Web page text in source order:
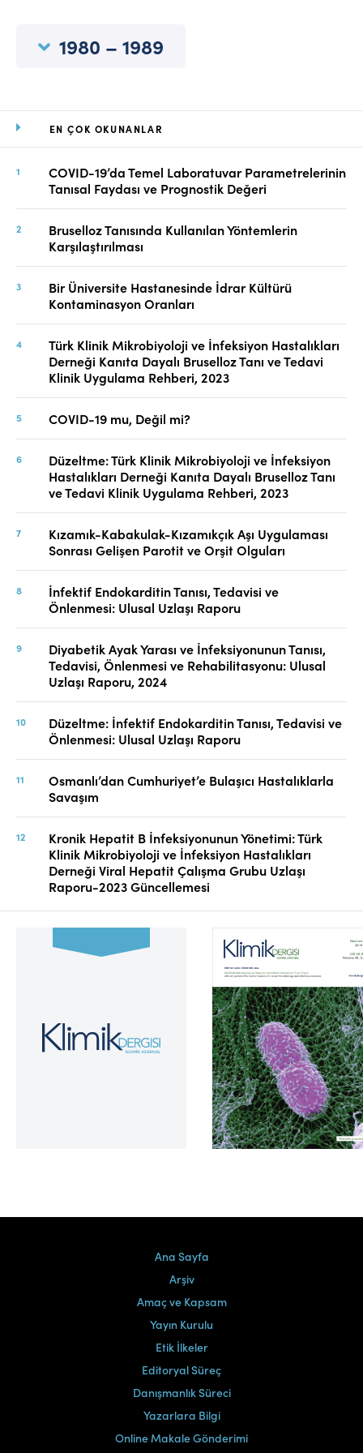
EN ÇOK OKUNANLAR
COVID-19’da Temel Laboratuvar Parametrelerinin
Tanısal Faydası ve Prognostik Değeri
Bruselloz Tanısında Kullanılan Yöntemlerin
Karşılaştırılması
Bir Üniversite Hastanesinde İdrar Kültürü
Kontaminasyon Oranları
Türk Klinik Mikrobiyoloji ve İnfeksiyon Hastalıkları
Derneği Kanıta Dayalı Bruselloz Tanı ve Tedavi
Klinik Uygulama Rehberi, 2023
COVID-19 mu, Değil mi?
Düzeltme: Türk Klinik Mikrobiyoloji ve İnfeksiyon
Hastalıkları Derneği Kanıta Dayalı Bruselloz Tanı
ve Tedavi Klinik Uygulama Rehberi, 2023
Kızamık-Kabakulak-Kızamıkçık Aşı Uygulaması
Sonrası Gelişen Parotit ve Orşit Olguları
İnfektif Endokarditin Tanısı, Tedavisi ve
Önlenmesi: Ulusal Uzlaşı Raporu
Diyabetik Ayak Yarası ve İnfeksiyonunun Tanısı,
Tedavisi, Önlenmesi ve Rehabilitasyonu: Ulusal
Uzlaşı Raporu, 2024
Düzeltme: İnfektif Endokarditin Tanısı, Tedavisi ve
Önlenmesi: Ulusal Uzlaşı Raporu
Osmanlı’dan Cumhuriyet’e Bulaşıcı Hastalıklarla
Savaşım
Kronik Hepatit B İnfeksiyonunun Yönetimi: Türk
Klinik Mikrobiyoloji ve İnfeksiyon Hastalıkları
Derneği Viral Hepatit Çalışma Grubu Uzlaşı
Raporu-2023 Güncellemesi
1980 – 1989
Cilt 39, Sayı 2
Ana Sayfa
Arşiv
Amaç ve Kapsam
Yayın Kurulu
Etik İlkeler
Editoryal Süreç
Danışmanlık Süreci
Yazarlara Bilgi
Online Makale Gönderimi